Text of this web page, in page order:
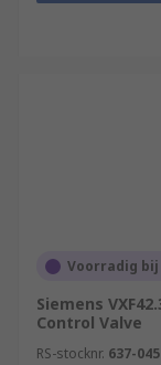
Voorradig
Siemens
Control Valve
RS-stocknr. 637-045